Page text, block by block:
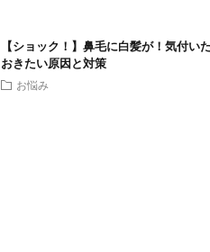
【ショック！】鼻毛に白髪が！気付い
おきたい原因と対策
お悩み